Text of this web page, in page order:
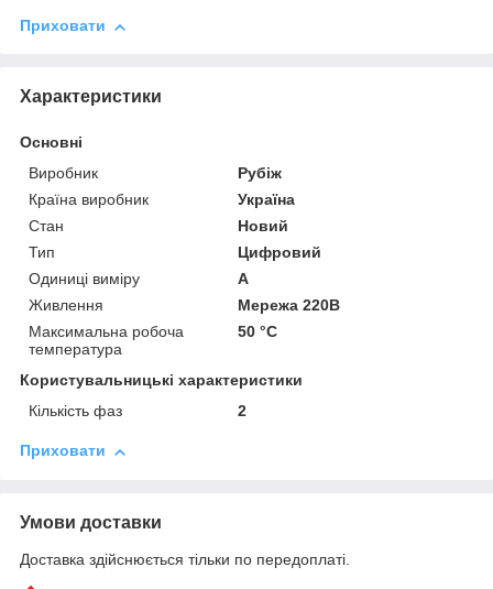
Приховати
Характеристики
Основні
Виробник
Рубіж
Країна виробник
Україна
Стан
Новий
Тип
Цифровий
Одиниці виміру
А
Живлення
Мережа 220В
Максимальна робоча
температура
50 °С
Користувальницькі характеристики
Кількість фаз
2
Приховати
Умови доставки
Доставка здійснюється тільки по передоплаті.